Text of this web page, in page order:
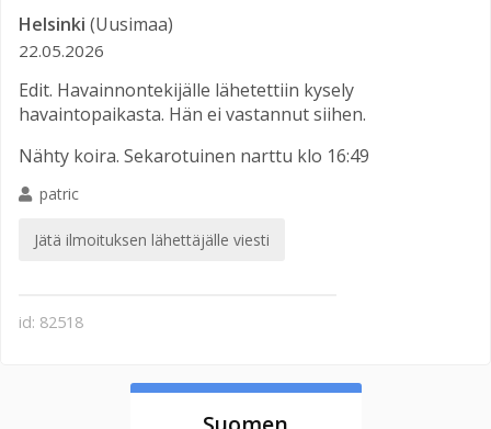
Helsinki (Uusimaa)
22.05.2026
Edit. Havainnontekijälle lähetettiin kysely
havaintopaikasta. Hän ei vastannut siihen.
Nähty koira. Sekarotuinen narttu klo 16:49
patric
Jätä ilmoituksen lähettäjälle viesti
id: 82518